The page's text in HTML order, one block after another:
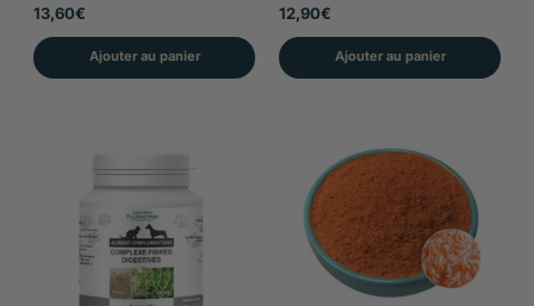
13,60€
Ajouter au panier
12,90€
Ajouter au panier